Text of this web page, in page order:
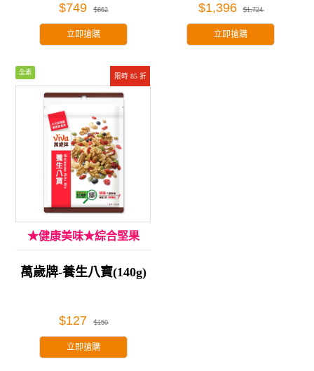
$749 $862
立即搶購
$1,396 $1,724
立即搶購
限時 85 折
全素
★健康美味★綜合堅果
萬歲牌-養生八寶(140g)
$127 $150
立即搶購